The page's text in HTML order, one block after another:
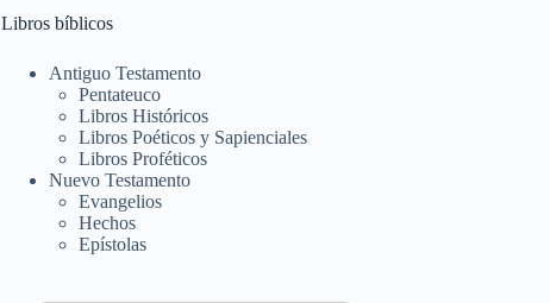
Libros bíblicos
Antiguo Testamento
Pentateuco
Libros Históricos
Libros Poéticos y Sapienciales
Libros Proféticos
Nuevo Testamento
Evangelios
Hechos
Epístolas